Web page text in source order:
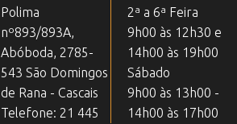
2ª a 6ª Feira
9h00 às 12h30 e
14h00 às 19h00
Sábado
9h00 às 13h00 -
14h00 às 17h00
Polima
nº893/893A,
Abóboda, 2785-
543 São Domingos
de Rana - Cascais
Telefone: 21 445